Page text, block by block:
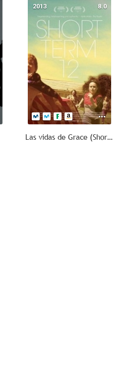
8.0
2013
Las vidas de Grace (Short Term 12)